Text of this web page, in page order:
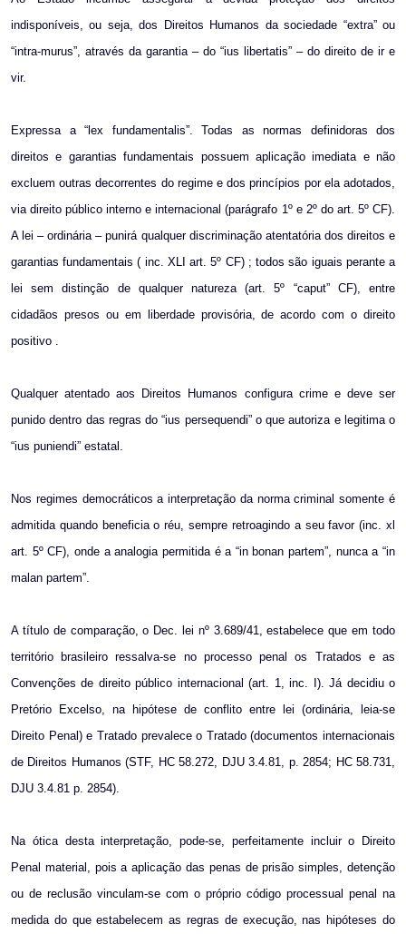
indisponíveis, ou seja, dos Direitos Humanos da sociedade “extra” ou
“intra-murus”, através da garantia – do “ius libertatis” – do direito de ir e
vir.
Expressa a “lex fundamentalis”. Todas as normas definidoras dos
direitos e garantias fundamentais possuem aplicação imediata e não
excluem outras decorrentes do regime e dos princípios por ela adotados,
via direito público interno e internacional (parágrafo 1º e 2º do art. 5º CF).
A lei – ordinária – punirá qualquer discriminação atentatória dos direitos e
garantias fundamentais ( inc. XLI art. 5º CF) ; todos são iguais perante a
lei sem distinção de qualquer natureza (art. 5º “caput” CF), entre
cidadãos presos ou em liberdade provisória, de acordo com o direito
positivo .
Qualquer atentado aos Direitos Humanos configura crime e deve ser
punido dentro das regras do “ius persequendi” o que autoriza e legitima o
“ius puniendi” estatal.
Nos regimes democráticos a interpretação da norma criminal somente é
admitida quando beneficia o réu, sempre retroagindo a seu favor (inc. xl
art. 5º CF), onde a analogia permitida é a “in bonan partem”, nunca a “in
malan partem”.
A título de comparação, o Dec. lei nº 3.689/41, estabelece que em todo
território brasileiro ressalva-se no processo penal os Tratados e as
Convenções de direito público internacional (art. 1, inc. I). Já decidiu o
Pretório Excelso, na hipótese de conflito entre lei (ordinária, leia-se
Direito Penal) e Tratado prevalece o Tratado (documentos internacionais
de Direitos Humanos (STF, HC 58.272, DJU 3.4.81, p. 2854; HC 58.731,
DJU 3.4.81 p. 2854).
Na ótica desta interpretação, pode-se, perfeitamente incluir o Direito
Penal material, pois a aplicação das penas de prisão simples, detenção
ou de reclusão vinculam-se com o próprio código processual penal na
medida do que estabelecem as regras de execução, nas hipóteses do